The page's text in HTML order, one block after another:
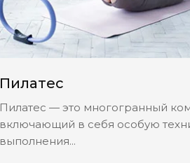
Пилатес
Пилатес — это многогранный
включающий в себя особую
выполнения...